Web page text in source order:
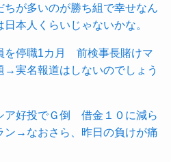
が多いのが勝ち組で幸せなん
本人くらいじゃないかな。
を停職1カ月 前検事長賭けマ
→実名報道はしないのでしょう
好投でＧ倒 借金１０に減ら
→なおさら、昨日の負けが痛